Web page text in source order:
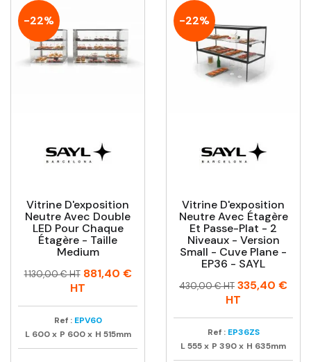
-22%
Vitrine D'exposition
Neutre Avec Double
LED Pour Chaque
Étagère - Taille
Medium
Prix
Prix
1 130,00 € HT 881,40 €
HT
Ref : EPV60
L 600 x P 600 x H 515mm
-22%
Vitrine D'exposition
Neutre Avec Étagère
Et Passe-Plat - 2
Niveaux - Version
Small - Cuve Plane -
EP36 - SAYL
Prix
Prix
430,00 € HT 335,40 €
HT
Ref : EP36ZS
L555x P 390x H 635mm